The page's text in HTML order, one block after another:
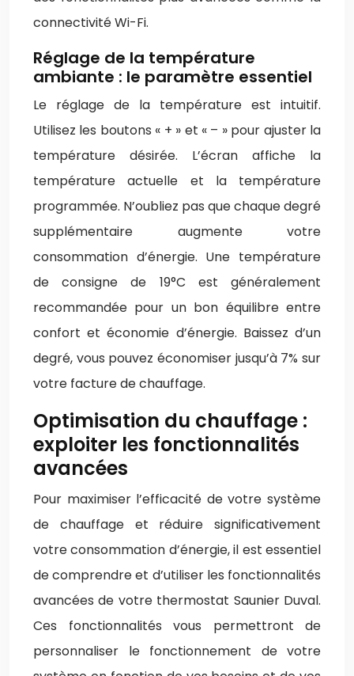
connectivité Wi-Fi.
Réglage de la température
ambiante : le paramètre essentiel
Le réglage de la température est intuitif.
Utilisez les boutons « + » et « – » pour ajuster la
température désirée. L’écran affiche la
température actuelle et la température
programmée. N’oubliez pas que chaque degré
supplémentaire augmente votre
consommation d’énergie. Une température
de consigne de 19°C est généralement
recommandée pour un bon équilibre entre
confort et économie d’énergie. Baissez d’un
degré, vous pouvez économiser jusqu’à 7% sur
votre facture de chauffage.
Optimisation du chauffage :
exploiter les fonctionnalités
avancées
Pour maximiser l’efficacité de votre système
de chauffage et réduire significativement
votre consommation d’énergie, il est essentiel
de comprendre et d’utiliser les fonctionnalités
avancées de votre thermostat Saunier Duval.
Ces fonctionnalités vous permettront de
personnaliser le fonctionnement de votre